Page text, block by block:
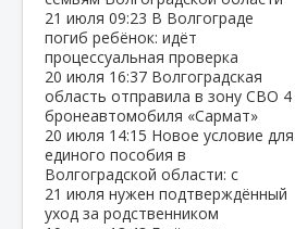
21 июля 09:23 В Волгограде
погиб ребёнок: идёт
процессуальная проверка
20 июля 16:37 Волгоградская
область отправила в зону СВО 4
бронеавтомобиля «Сармат»
20 июля 14:15 Новое условие для
единого пособия в
Волгоградской области: с
21 июля нужен подтверждённый
уход за родственником